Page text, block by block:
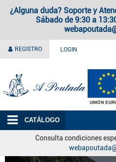
¿Alguna duda? Soporte y
Sábado de 9:30 a
REGISTRO LOGIN
CATÁLOGO
Consulta condiciones